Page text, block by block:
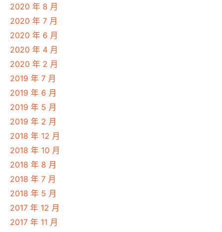
2020 年 8 月
2020 年 7 月
2020 年 6 月
2020 年 4 月
2020 年 2 月
2019 年 7 月
2019 年 6 月
2019 年 5 月
2019 年 2 月
2018 年 12 月
2018 年 10 月
2018 年 8 月
2018 年 7 月
2018 年 5 月
2017 年 12 月
2017 年 11 月